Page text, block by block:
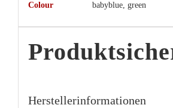
Colour babyblue, green
Herstellerinformationen